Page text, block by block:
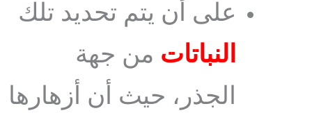
على أن يتم تحديد تلك
النباتات من جهة
الجذر، حيث أن أزهارها